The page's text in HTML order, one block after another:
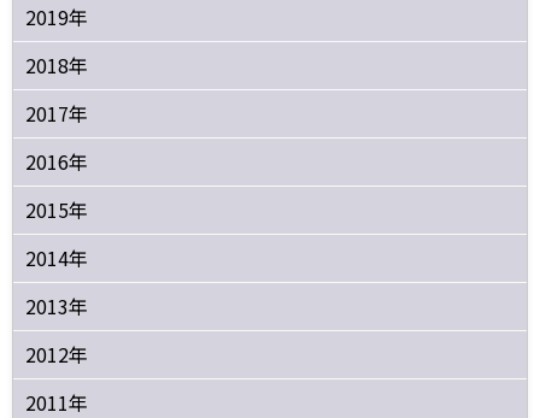
2019年
2018年
2017年
2016年
2015年
2014年
2013年
2012年
2011年